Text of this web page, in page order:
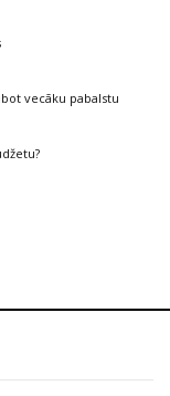
vecāku pabalstu